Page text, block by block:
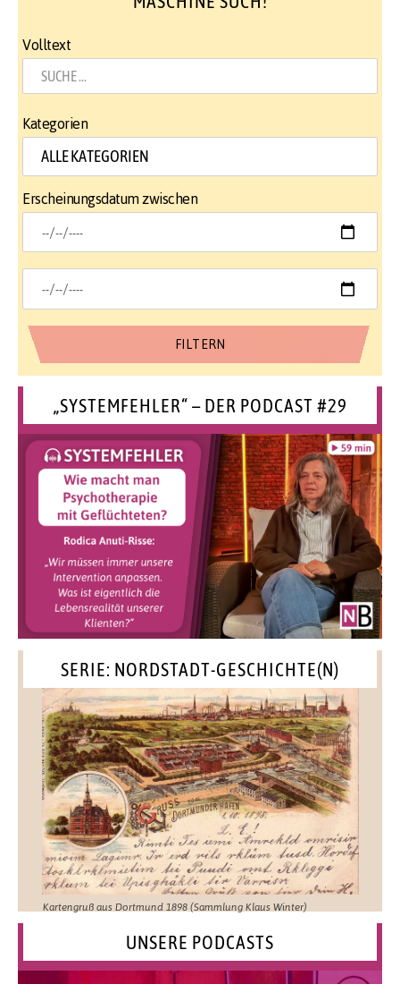
Volltext
Kategorien
Erscheinungsdatum zwischen
„SYSTEMFEHLER“ – DER PODCAST #29
SERIE: NORDSTADT-GESCHICHTE(N)
Kartengruß aus Dortmund 1898 (Sammlung Klaus Winter)
UNSERE PODCASTS